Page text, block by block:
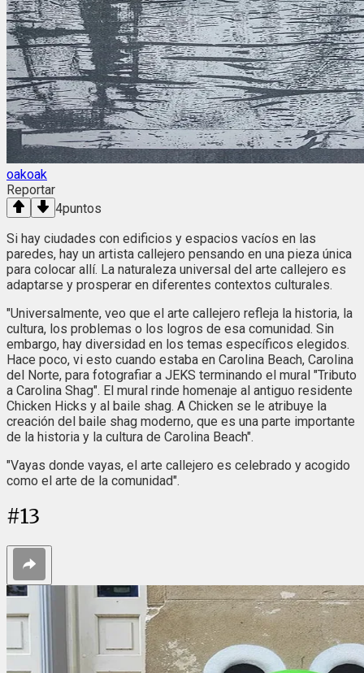
oakoak
Reportar
4puntos
Si hay ciudades con edificios y espacios vacíos en las
paredes, hay un artista callejero pensando en una pieza única
para colocar allí. La naturaleza universal del arte callejero es
adaptarse y prosperar en diferentes contextos culturales.
"Universalmente, veo que el arte callejero refleja la historia, la
cultura, los problemas o los logros de esa comunidad. Sin
embargo, hay diversidad en los temas específicos elegidos.
Hace poco, vi esto cuando estaba en Carolina Beach, Carolina
del Norte, para fotografiar a JEKS terminando el mural "Tributo
a Carolina Shag". El mural rinde homenaje al antiguo residente
Chicken Hicks y al baile shag. A Chicken se le atribuye la
creación del baile shag moderno, que es una parte importante
de la historia y la cultura de Carolina Beach".
"Vayas donde vayas, el arte callejero es celebrado y acogido
como el arte de la comunidad".
#13